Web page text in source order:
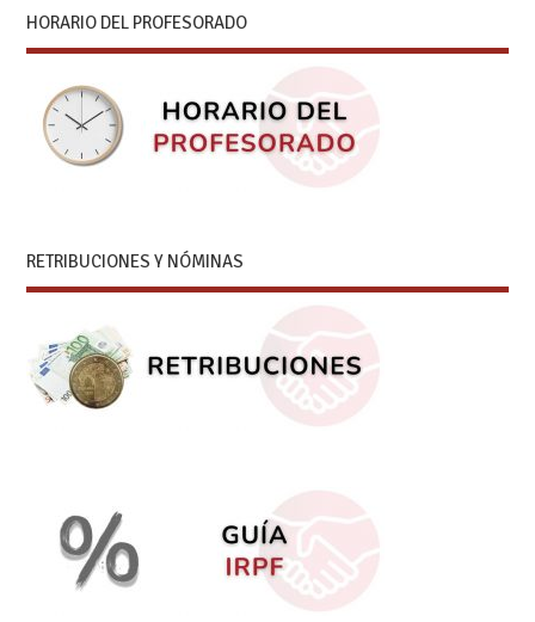
HORARIO DEL PROFESORADO
RETRIBUCIONES Y NÓMINAS